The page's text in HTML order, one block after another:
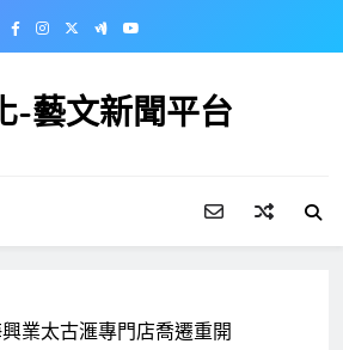
-藝文新聞平台
業太古滙專門店喬遷重開